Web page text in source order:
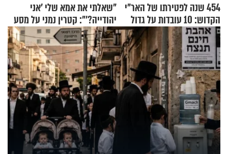
454 שנה לפטירתו של האר"י
הקדוש: 10 עובדות על גדול
מקובלי צפת
"שאלתי את אמא שלי 'אני
יהודייה?'": קטרין נמני על מסע
ההתחזקות המרגש